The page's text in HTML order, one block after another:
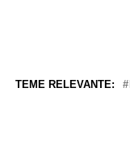
TEME RELEVANTE: